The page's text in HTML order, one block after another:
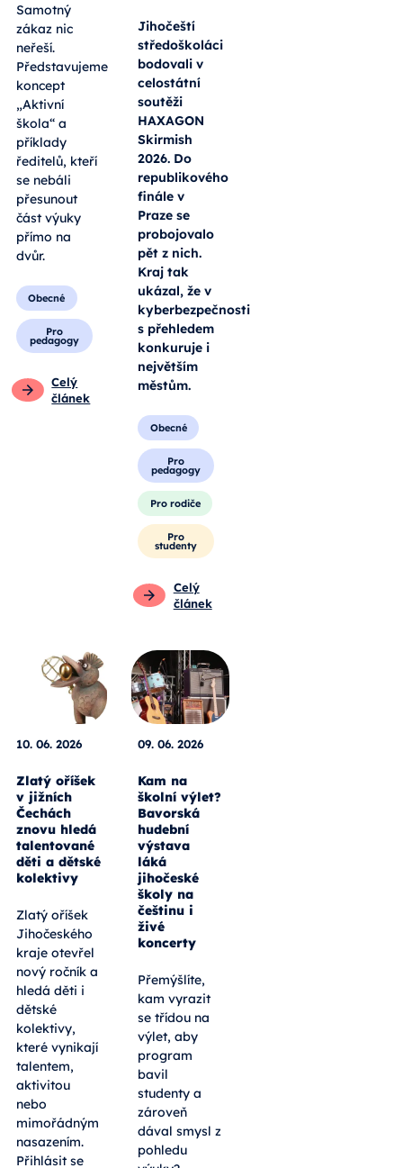
Samotný
zákaz nic
neřeší.
Představujeme
koncept
„Aktivní
škola“ a
příklady
ředitelů, kteří
se nebáli
přesunout
část výuky
přímo na
dvůr.
Obecné
Pro
pedagogy
Celý
článek
Jihočeští
středoškoláci
bodovali v
celostátní
soutěži
HAXAGON
Skirmish
2026. Do
republikového
finále v
Praze se
probojovalo
pět z nich.
Kraj tak
ukázal, že v
kyberbezpečnosti
s přehledem
konkuruje i
největším
městům.
Obecné
Pro
pedagogy
Pro rodiče
Pro
studenty
Celý
článek
10. 06. 2026
Zlatý oříšek
v jižních
Čechách
znovu hledá
talentované
děti a dětské
kolektivy
Zlatý oříšek
Jihočeského
kraje otevřel
nový ročník a
hledá děti i
dětské
kolektivy,
které vynikají
talentem,
aktivitou
nebo
mimořádným
nasazením.
Přihlásit se
09. 06. 2026
Kam na
školní výlet?
Bavorská
hudební
výstava
láká
jihočeské
školy na
češtinu i
živé
koncerty
Přemýšlíte,
kam vyrazit
se třídou na
výlet, aby
program
bavil
studenty a
zároveň
dával smysl z
pohledu